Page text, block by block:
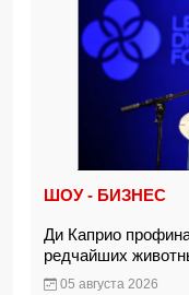
ШОУ - БИЗНЕС
Ди Каприо
редчайших
05 августа 2026